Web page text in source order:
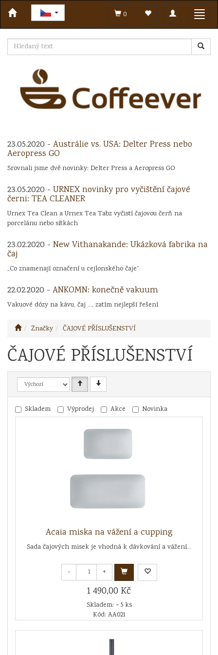
Toggle
navigation
0
23.05.2020 - Austrálie vs. USA: Delter Press nebo
Aeropress GO
Srovnali jsme dvě novinky: Delter Press a Aeropress GO
23.05.2020 - URNEX novinky pro vyčištění čajové
černi: TEA CLEANER
Urnex Tea Clean a Urnex Tea Tabz vyčistí čajovou čerň na
porcelánu nebo sítkách
23.02.2020 - New Vithanakande: Ukázková fabrika na
čaj
„Co znamenají označení u cejlonského čaje“
22.02.2020 - ANKOMN: konečně vakuum
Vakuové dózy na kávu, čaj ..., zatím nejlepší řešení
Značky ČAJOVÉ PŘÍSLUŠENSTVÍ
ČAJOVÉ PŘÍSLUŠENSTVÍ
Skladem Výprodej Akce Novinka
Acaia miska na vážení a cupping
Sada čajových misek je vhodná k dávkování a vážení...
- +
1 490,00 Kč
Skladem: > 5 ks
Kód: AA021